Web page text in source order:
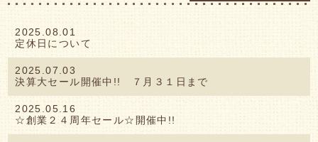
セール情報
求人情報
2025.08.01
定休日について
2025.07.03
決算大セール開催中!! ７月３１日まで
2025.05.16
☆創業２４周年セール☆開催中!!